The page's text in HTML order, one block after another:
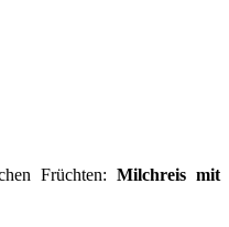
Früchten: Milchreis mit